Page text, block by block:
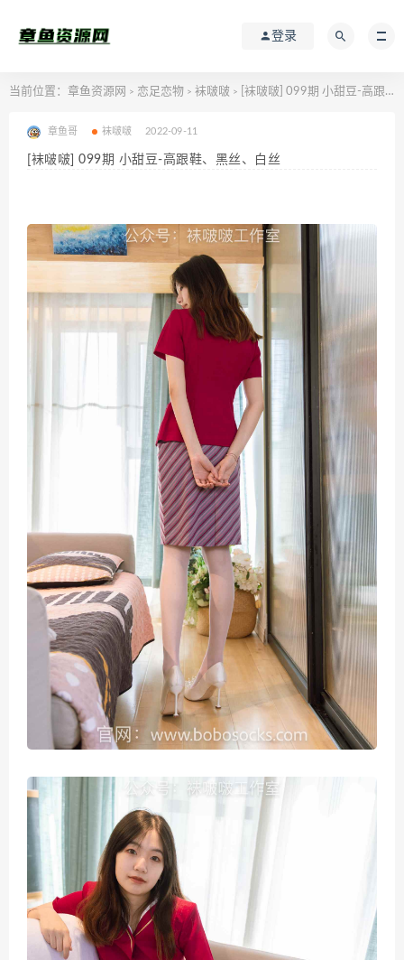
登录
当前位置： 章鱼资源网 > 恋足恋物 > 袜啵啵 > [袜啵啵] 099期 小甜豆-高跟鞋、黑丝、白丝
章鱼哥 袜啵啵 2022-09-11
[袜啵啵] 099期 小甜豆-高跟鞋、黑丝、白丝